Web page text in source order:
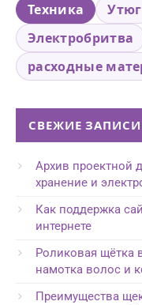
Техника
Утюг
Электробритва
расходные
СВЕЖИЕ ЗАПИСИ
Архив проектной
хранение и
Как поддержка
интернете
Роликовая щётка
намотка волос и
Преимущества